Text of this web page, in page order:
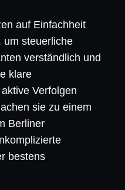
auf Einfachheit
um steuerliche
verständlich und
klare
Verfolgen
sie zu einem
Berliner
bestens